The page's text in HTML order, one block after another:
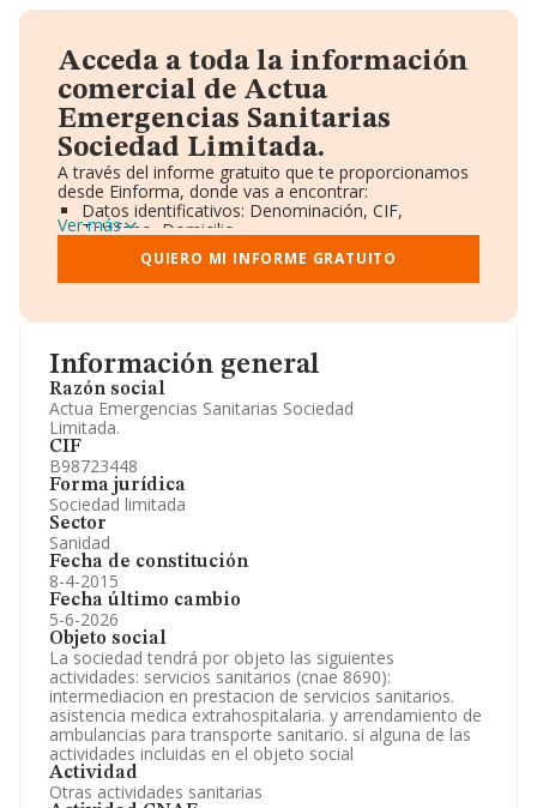
Información general
Razón social
Actua Emergencias Sanitarias Sociedad
Limitada.
CIF
B98723448
Forma jurídica
Sociedad limitada
Sector
Sanidad
Fecha de constitución
8-4-2015
Fecha último cambio
5-6-2026
Objeto social
La sociedad tendrá por objeto las siguientes
actividades: servicios sanitarios (cnae 8690):
intermediacion en prestacion de servicios sanitarios.
asistencia medica extrahospitalaria. y arrendamiento de
ambulancias para transporte sanitario. si alguna de las
actividades incluidas en el objeto social
Actividad
Otras actividades sanitarias
Acceda a toda la información
comercial de Actua
Emergencias Sanitarias
Sociedad Limitada.
A través del informe gratuito que te proporcionamos
desde Einforma, donde vas a encontrar:
Datos identificativos: Denominación, CIF,
Teléfono, Domicilio.
Informe Mercantil Completo (BORME).
Gráficos de Evolución Ventas y Empleados.
Consejo de Administración y Administradores.
Accionistas.
Artículos de prensa publicados sobre la empresa.
Información oficial y registral complementaria.
Ver más
QUIERO MI INFORME GRATUITO